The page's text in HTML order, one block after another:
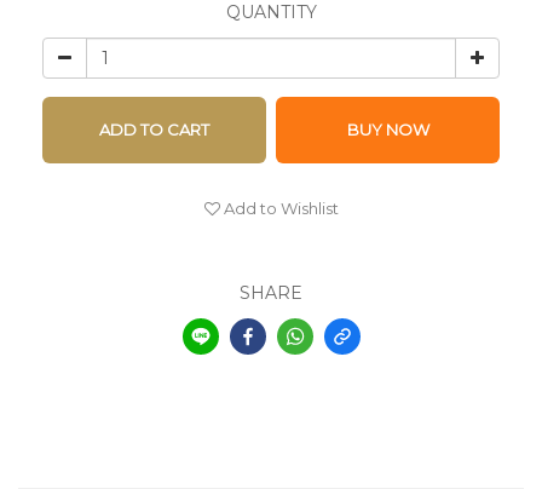
QUANTITY
ADD TO CART BUY NOW
Add to Wishlist
SHARE